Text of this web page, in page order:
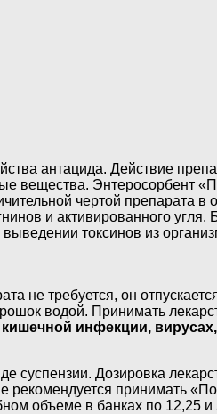
антацида. Действие
вещества. Энтеросорбент
чертой препарата в
и активированного
токсинов из
не требуется, он
водой. Принимать
инфекции,
Дозировка
принимать
объеме в банках по 12,25